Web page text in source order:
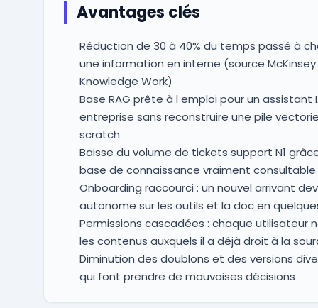
Avantages clés
Réduction de 30 à 40% du temps passé à
une information en interne (source McKinsey
Knowledge Work)
Base RAG prête à l emploi pour un assistant
entreprise sans reconstruire une pile
scratch
Baisse du volume de tickets support N1
base de connaissance vraiment consultable
Onboarding raccourci : un nouvel arrivant
autonome sur les outils et la doc en
Permissions cascadées : chaque utilisateur
les contenus auxquels il a déjà droit à la
Diminution des doublons et des versions
qui font prendre de mauvaises décisions